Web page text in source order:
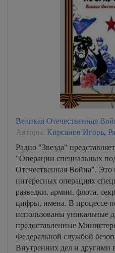
Великая Отечественная
Авторы: Кирсанов Игорь,
Радио "Звезда"
"Операции специальных
Отечественная Война".
интересных операциях
разведки, армии, флота,
цифры, имена. В процессе
использованы уникальные
предоставленные
Федеральной службой
Внутренних дел и другими